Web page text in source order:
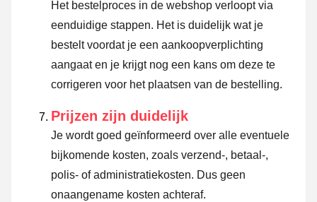
Het bestelproces in de webshop verloopt via
eenduidige stappen. Het is duidelijk wat je
bestelt voordat je een aankoopverplichting
aangaat en je krijgt nog een kans om deze te
corrigeren voor het plaatsen van de bestelling.
Prijzen zijn duidelijk
Je wordt goed geïnformeerd over alle eventuele
bijkomende kosten, zoals verzend-, betaal-,
polis- of administratiekosten. Dus geen
onaangename kosten achteraf.